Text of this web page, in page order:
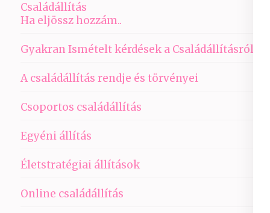
Családállítás
Ha eljössz hozzám..
Gyakran Ismételt kérdések a Családállításról
A családállítás rendje és törvényei
Csoportos családállítás
Egyéni állítás
Életstratégiai állítások
Online családállítás